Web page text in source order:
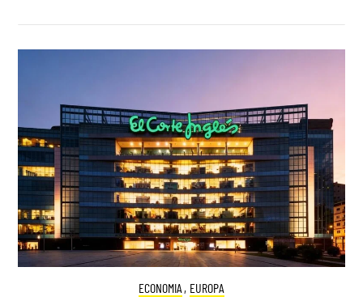
ECONOMIA , EUROPA